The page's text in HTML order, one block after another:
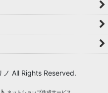
All Rights Reserved.